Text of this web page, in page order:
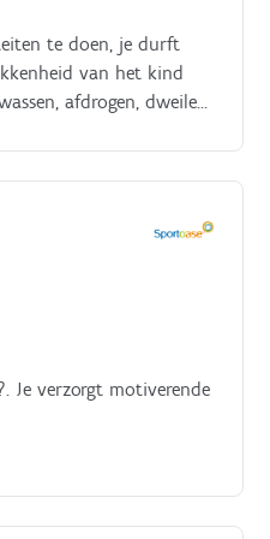
te doen, je durft
van het kind
afdrogen, dweilen,
Je verzorgt motiverende